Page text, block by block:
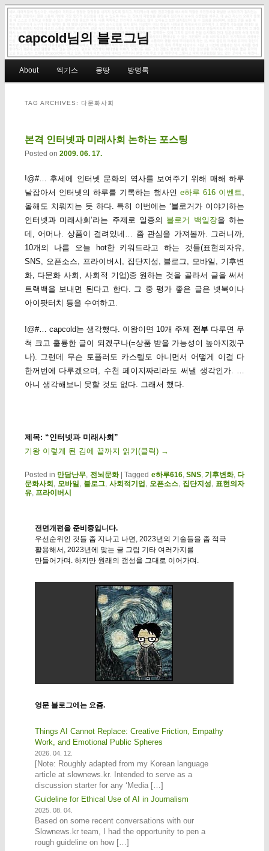
capcold님의 블로그님
Skip to primary content
Skip to secondary content
About 엑기스 몽땅 방명록
TAG ARCHIVES: 다문화사회
본격 인터넷과 미래사회 논하는 포스팅
Posted on 2009. 06. 17.
!@#… 후세에 인터넷 문화의 역사를 보여주기 위해 매해 하루
날잡아서 인터넷의 하루를 기록하는 행사인e하루 616 이벤트
올해도 치뤄지는 듯 하다. 특히 이번에는 ‘블로거가 이야기하는
인터넷과 미래사회’라는 주제로 일종의 블로거 백일장을 하는
데, 어머나. 상품이 걸려있네… 좀 관심을 가져볼까. 그러니까,
10개의 나름 오늘 hot한 키워드라고 하는 것들(표현의자유,
SNS, 오픈소스, 프라이버시, 집단지성, 블로그, 모바일, 기후변
화, 다문화 사회, 사회적 기업)중 원하는 것을 골라서 글을 써서
트랙백을 보내면 된다고 한다. 그 중 평가 좋은 글은 넷북이나
아이팟터치 등을 수여하고.
!@#… capcold는 생각했다. 이왕이면 10개 주제 전부 다루면 무
척 크고 훌륭한 글이 되겠구나(=상품 받을 가능성이 높아지겠구
나). 그런데 무슨 토플러도 카스텔도 아니면서 어떻게 이걸 다
한꺼번에 다루겠으며, 수천 페이지짜리라도 써낼 생각인가. …
아니 생각해보니 못할 것도 없다. 그래서 했다.
제목: “인터넷과 미래사회”
기왕 이렇게 된 김에 끝까지 읽기(클릭) →
Posted in 만담난무, 전뇌문화 |Tagged e하루616, SNS,기후변화, 다
문화사회 , 모바일, 블로그,사회적기업 ,오픈소스, 집단지성, 표현의자
유, 프라이버시
전면개편을 준비중입니다.
우선순위인 것들 좀 지나고 나면, 2023년의 기술들을 좀 적극
활용해서, 2023년에 맞는 글 그림 기타 여러가지를
만들어가며. 하지만 원래의 갬성을 그대로 이어가며.
영문 블로그에는 요즘.
Things AI Cannot Replace: Creative Friction, Empathy
Work, and Emotional Public Spheres
2026. 04. 12.
[Note: Roughly adapted from my Korean language
article at slownews.kr. Intended to serve as a
discussion starter for any ‘Media […]
Guideline for Ethical Use of AI in Journalism
2025. 08. 04.
Based on some recent conversations with our
Slownews.kr team, I had the opportunity to pen a
rough guideline on how […]